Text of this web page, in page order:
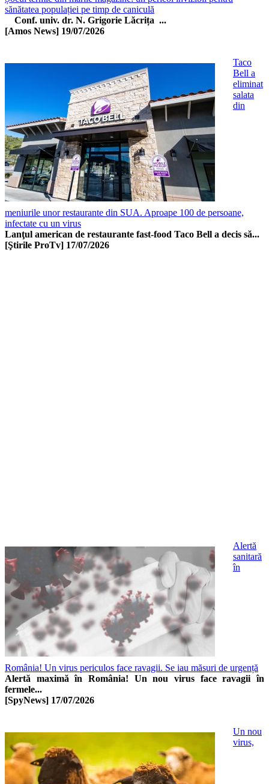
sănătatea populației pe timp de caniculă
Conf. univ. dr. N. Grigorie Lăcrița ...
[Amos News] 19/07/2026
Taco
Bell a
eliminat
salata
din
meniurile unor restaurante din SUA. Aproape 100 de persoane,
infectate cu un virus
Lanţul american de restaurante fast-food Taco Bell a decis să...
[Ştirile ProTv] 17/07/2026
Alertă
sanitară
în
România! Un virus periculos face ravagii. Se iau măsuri de urgență
Alertă maximă în România! Un nou virus face ravagii în
fermele...
[SpyNews] 17/07/2026
Un nou
virus,